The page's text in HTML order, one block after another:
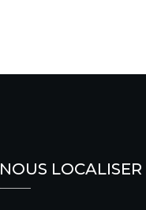
NOUS LOCALISER